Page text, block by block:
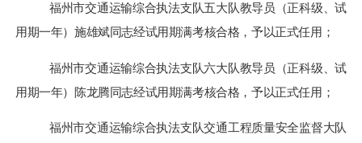
福州市交通运输综合执法支队五大队教导员（正科级、试
用期一年）施雄斌同志经试用期满考核合格，予以正式任用；
福州市交通运输综合执法支队六大队教导员（正科级、试
用期一年）陈龙腾同志经试用期满考核合格，予以正式任用；
福州市交通运输综合执法支队交通工程质量安全监督大队